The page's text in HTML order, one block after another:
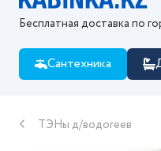
Бесплатная доставка по
Сантехника
ТЭНы д/водогеев